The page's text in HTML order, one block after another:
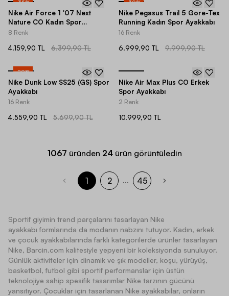
-35%
Nike Air Force 1 '07 Next
Nature CO Kadın Spor
Ayakkabı
8 Renk
4.159,90 TL 6.399,90 TL
-30%
Nike Pegasus Trail 5 Gore-Tex
Running Kadın Spor Ayakkabı
16 Renk
6.999,90 TL 9.999,90 TL
-20%
Nike Dunk Low SS25 (GS) Spor
Ayakkabı
16 Renk
4.559,90 TL 5.699,90 TL
Nike Air Max Plus CO Erkek
Spor Ayakkabı
2 Renk
10.999,90 TL
1067 üründen 24 ürün görüntüledin
1 2 ... 45
Sportif giyimin trend parçalarını tasarlayan Nike
ayakkabı formlarında da modanın nabzını tutuyor. Kadın, erkek
ve çocuk ayakkabılarında farklı kategorilerde ürünler tasarlayan
Nike, Barcin.com kalitesiyle yepyeni bir koleksiyonda sunuluyor.
Günlük aktiviteler için dinamik ve şık modeller, koşu, yürüyüş,
basketbol, futbol gibi sportif performanslar için üstün
teknolojiye sahip spesifik tasarımlar Nike tarzının gücünü
yansıtıyor. Çocuklar için tasarlanan Nike ayakkabılar, onların